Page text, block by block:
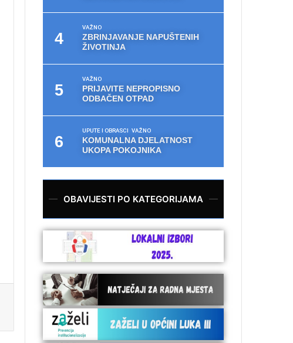
VAŽNO
ZBRINJAVANJE NAPUŠTENIH
ŽIVOTINJA
VAŽNO
PRIJAVITE NEPROPISNO
ODBAČEN OTPAD
UPUTE I OBRASCI VAŽNO
KOMUNALNA DJELATNOST
UKOPA POKOJNIKA
OBAVIJESTI PO KATEGORIJAMA